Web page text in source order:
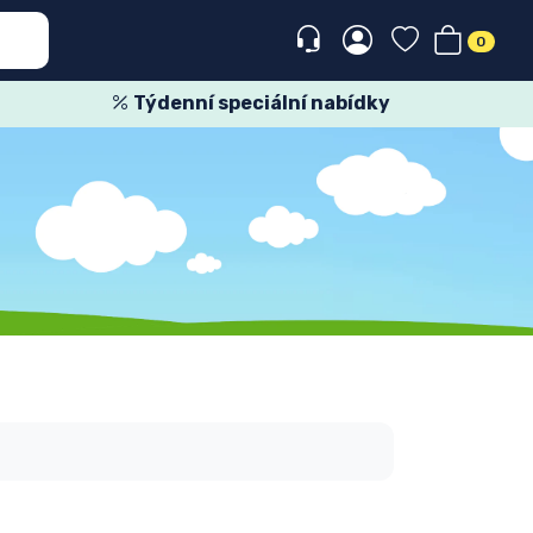
0
Týdenní speciální nabídky